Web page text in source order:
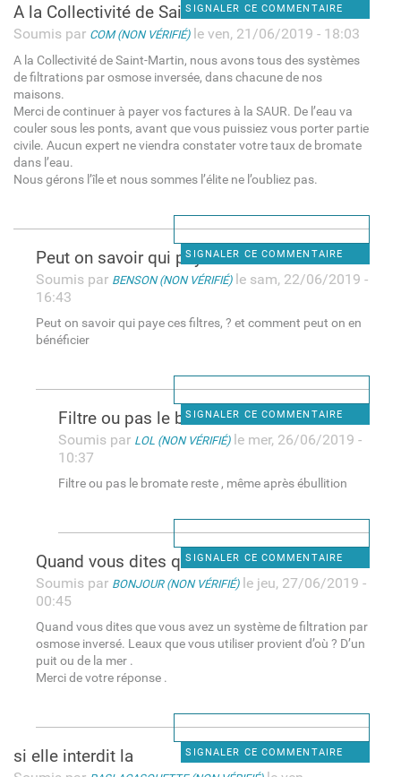
SIGNALER CE COMMENTAIRE
A la Collectivité de Saint
Soumis par COM (NON VÉRIFIÉ)le ven, 21/06/2019 - 18:03
A la Collectivité de Saint-Martin, nous avons tous des systèmes
de filtrations par osmose inversée, dans chacune de nos
maisons.
Merci de continuer à payer vos factures à la SAUR. De l’eau va
couler sous les ponts, avant que vous puissiez vous porter partie
civile. Aucun expert ne viendra constater votre taux de bromate
dans l’eau.
Nous gérons l’île et nous sommes l’élite ne l’oubliez pas.
SIGNALER CE COMMENTAIRE
Peut on savoir qui paye ces
Soumis par BENSON (NON VÉRIFIÉ)le sam, 22/06/2019 -
16:43
Peut on savoir qui paye ces filtres, ? et comment peut on en
bénéficier
SIGNALER CE COMMENTAIRE
Filtre ou pas le bromate
Soumis par LOL (NON VÉRIFIÉ)le mer, 26/06/2019 -
10:37
Filtre ou pas le bromate reste , même après ébullition
SIGNALER CE COMMENTAIRE
Quand vous dites que vous
Soumis par BONJOUR (NON VÉRIFIÉ)le jeu, 27/06/2019 -
00:45
Quand vous dites que vous avez un système de filtration par
osmose inversé. Leaux que vous utiliser provient d’où ? D’un
puit ou de la mer .
Merci de votre réponse .
SIGNALER CE COMMENTAIRE
si elle interdit la